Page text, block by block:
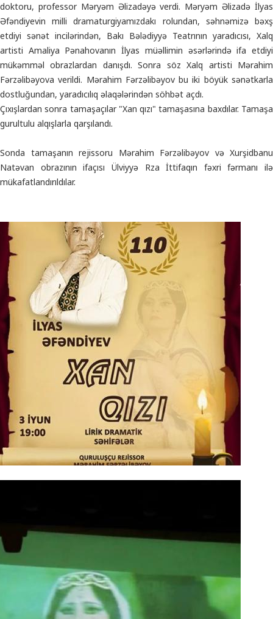
doktoru, professor Məryəm Əlizadəyə verdi. Məryəm Əlizadə İlyas
Əfəndiyevin milli dramaturgiyamızdakı rolundan, səhnəmizə bəxş
etdiyi sənət incilərindən, Bakı Bələdiyyə Teatrının yaradıcısı, Xalq
artisti Amaliya Pənahovanın İlyas müəllimin əsərlərində ifa etdiyi
mükəmməl obrazlardan danışdı. Sonra söz Xalq artisti Mərahim
Fərzəlibəyova verildi. Mərahim Fərzəlibəyov bu iki böyük sənətkarla
dostluğundan, yaradıcılıq əlaqələrindən söhbət açdı.
Çıxışlardan sonra tamaşaçılar "Xan qızı" tamaşasına baxdılar. Tamaşa
gurultulu alqışlarla qarşılandı.
Sonda tamaşanın rejissoru Mərahim Fərzəlibəyov və Xurşidbanu
Natəvan obrazının ifaçısı Ülviyyə Rza İttifaqın fəxri fərmanı ilə
mükafatlandırıldılar.